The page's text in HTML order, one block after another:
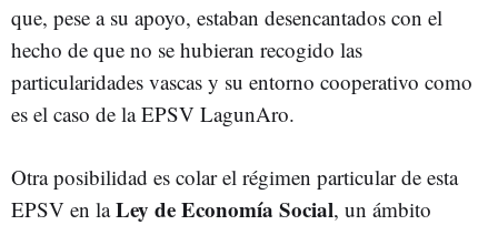
que, pese a su apoyo, estaban desencantados con el
hecho de que no se hubieran recogido las
particularidades vascas y su entorno cooperativo como
es el caso de la EPSV LagunAro.
Otra posibilidad es colar el régimen particular de esta
EPSV en laLey de Economía Social, un ámbito